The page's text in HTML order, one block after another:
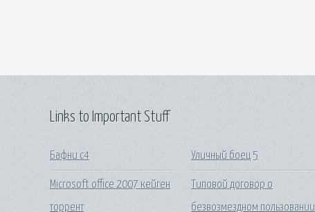
Links to Important Stuff
Бафни с4
Microsoft office 2007 кейген
торрент
Уличный боец 5
Типовой договор о
безвозмездном пользовании